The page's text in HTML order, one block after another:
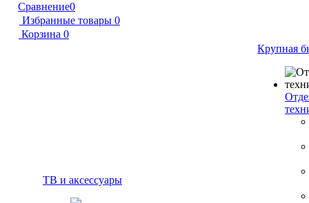
Сравнение0
Избранные товары 0
Корзина 0
ТВ и аксессуары
Крупная